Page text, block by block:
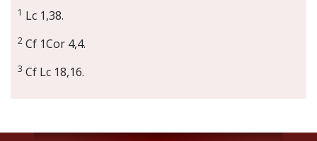
1 Lc 1,38.
2 Cf 1Cor 4,4.
3 Cf Lc 18,16.